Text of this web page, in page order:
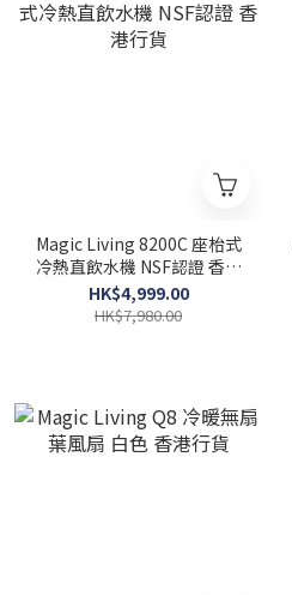
Magic Living 8200C 座枱式
冷熱直飲水機 NSF認證 香港
行貨
HK$4,999.00
HK$7,980.00